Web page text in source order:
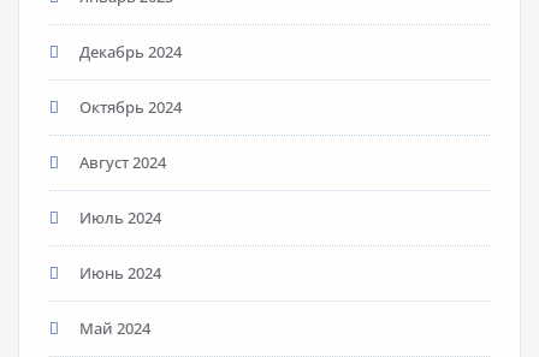
Декабрь 2024
Октябрь 2024
Август 2024
Июль 2024
Июнь 2024
Май 2024